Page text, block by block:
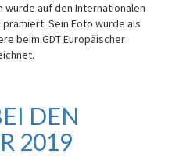
wurde auf den Internationalen
Sein Foto wurde als
beim GDT Europäischer
DEN
2019